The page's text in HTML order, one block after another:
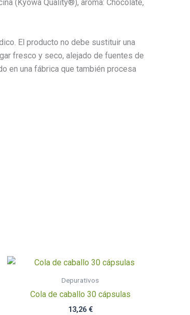
(Kyowa Quality®), aroma: Chocolate,
El producto no debe sustituir una
fresco y seco, alejado de fuentes de
en una fábrica que también procesa
Depurativos
Cola de caballo 30 cápsulas
13,26 €